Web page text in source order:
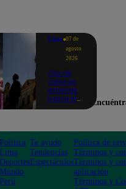
Lima 07 de
agosto
2026
Ola de
calor se
extiende
hasta el
Lima y
otras 16
regiones
Política
Lima
Deportes
Mundo
Perú
Te ayudo
Tendencias
Espectáculos
Política de
Términos y
Términos y
aplicación
Términos y